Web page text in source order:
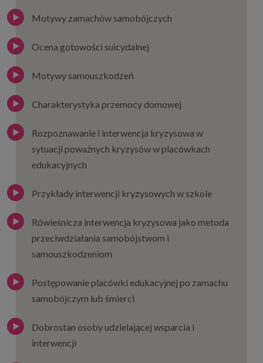
Motywy zamachów samobójczych
Ocena gotowości suicydalnej
Motywy samouszkodzeń
Charakterystyka przemocy domowej
Rozpoznawanie i interwencja kryzysowa w
sytuacji poważnych kryzysów w placówkach
edukacyjnych
Przykłady interwencji kryzysowych w szkole
Rówieśnicza interwencja kryzysowa jako metoda
przeciwdziałania samobójstwom i
samouszkodzeniom
Postępowanie placówki edukacyjnej po zamachu
samobójczym lub śmierci
Dobrostan osoby udzielającej wsparcia i
interwencji